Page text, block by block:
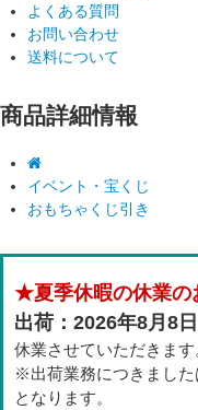
よくある質問
お問い合わせ
送料について
商品詳細情報
イベント・宝くじ
おもちゃくじ引き
★夏季休暇の休業
出荷：2026年8月8
休業させていただきます
※出荷業務につきました
となります。